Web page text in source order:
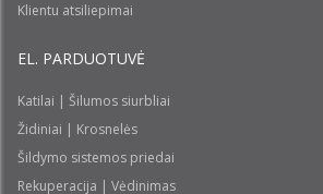
Klientu atsiliepimai
EL. PARDUOTUVĖ
Katilai | Šilumos siurbliai
Židiniai | Krosnelės
Šildymo sistemos priedai
Rekuperacija | Vėdinimas